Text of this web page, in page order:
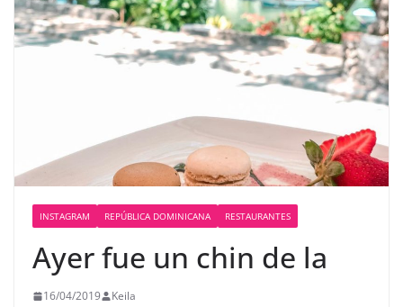
INSTAGRAM REPÚBLICA DOMINICANA RESTAURANTES
Ayer fue un chin de la
16/04/2019 Keila